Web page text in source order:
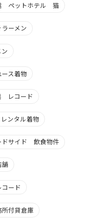
ペットホテル 猫
ーメン
ス着物
レコード
ンタル着物
サイド 飲食物件
ード
付貸倉庫